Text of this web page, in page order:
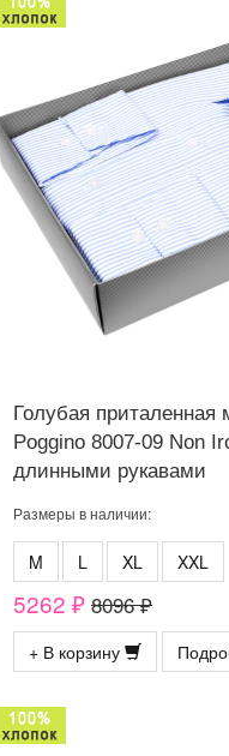
Голубая приталенная
Poggino 8007-09 Non
длинными рукавами
Размеры в наличии:
M L XL XXL
5262 ₽ 8096 ₽
+ В корзину